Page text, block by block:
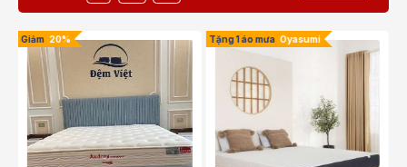
Giảm 20% Tặng 1 áo mưa Oyasumi